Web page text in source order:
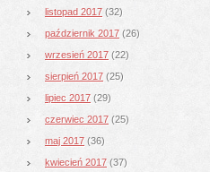
listopad 2017 (32)
październik 2017 (26)
wrzesień 2017 (22)
sierpień 2017 (25)
lipiec 2017 (29)
czerwiec 2017 (25)
maj 2017 (36)
kwiecień 2017 (37)